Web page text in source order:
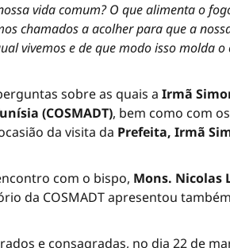
vida comum? O que alimenta o
chamados a acolher para que a
vivemos e de que modo isso molda
sobre as quais a Irmã
(COSMADT), bem como com
da visita da Prefeita, Irmã
com o bispo, Mons. Nicolas
da COSMADT apresentou
e consagradas, no dia 22 de